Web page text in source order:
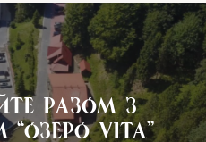
разом з
VITA”